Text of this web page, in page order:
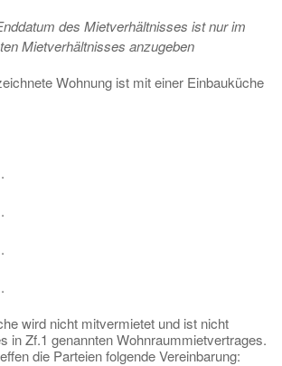
des Mietverhältnisses ist nur im
Mietverhältnisses anzugeben
Wohnung ist mit einer Einbauküche
wird nicht mitvermietet und ist nicht
in Zf.1 genannten Wohnraummietvertrages.
die Parteien folgende Vereinbarung: